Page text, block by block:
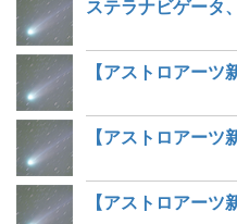
ステラナビゲータ